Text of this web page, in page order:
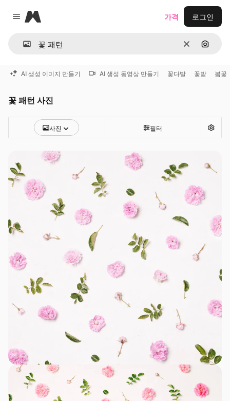
Close menu
Magnific
지우기이미지
가격 로그인
AI 생성 이미지 만들기 AI 생성 동영상 만들기 꽃다발 꽃밭 봄꽃
꽃 패턴 사진
사진 필터